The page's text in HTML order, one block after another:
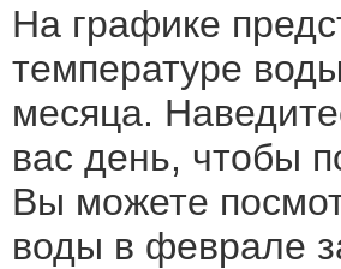
На графике
температуре
месяца.
вас день, чтобы
Вы можете
воды в феврале